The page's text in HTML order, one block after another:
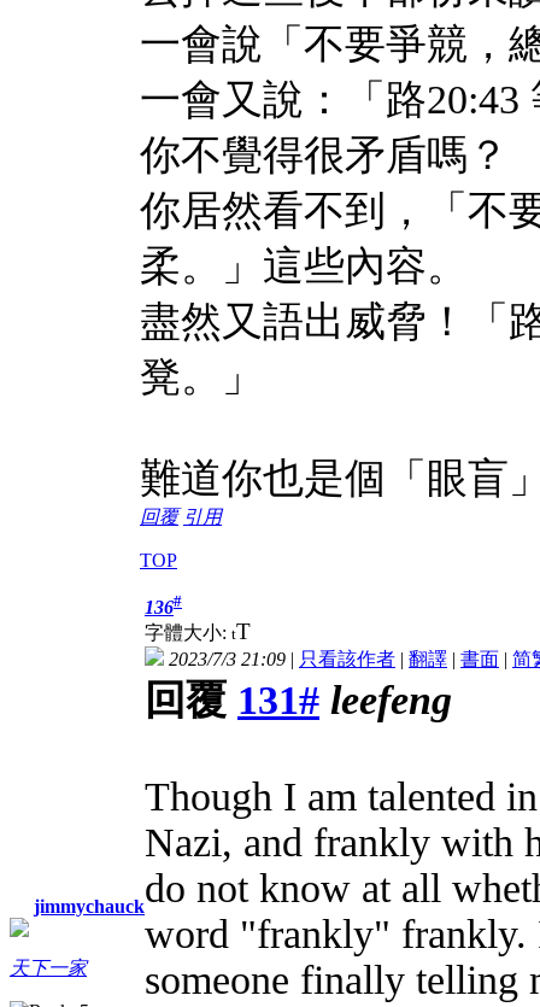
一會說「不要爭競，
一會又說：「路
你不覺得很矛盾嗎？
你居然看不到，「不
柔。」這些內容。
盡然又語出威脅！「
凳。」
難道你也是個「眼盲
回覆 引用
TOP
jimmychauck
天下一家
136#
字體大小: tT
2023/7/3 21:09 | 只看該作者 | 翻譯 | 書面 | 简
回覆 131# leefeng
Though I am talented
Nazi, and frankly with
do not know at all
word "frankly" frankly.
someone finally telling